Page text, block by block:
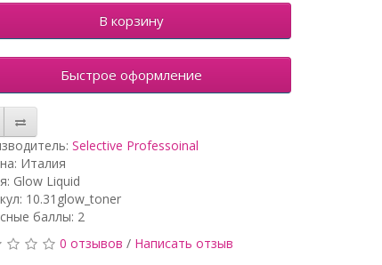
В корзину
Быстрое оформление
Selective Professoinal
Италия
Glow Liquid
10.31glow_toner
баллы: 2
0 отзывов / Написать отзыв